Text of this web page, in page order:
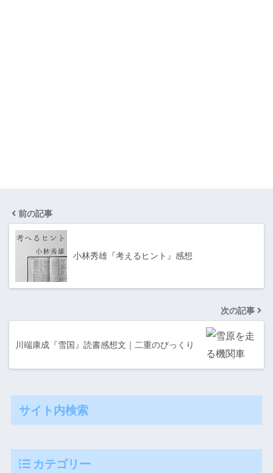
前の記事
小林秀雄『考えるヒント』感想
次の記事
川端康成『雪国』読書感想文｜二重のびっくり
サイト内検索
カテゴリー